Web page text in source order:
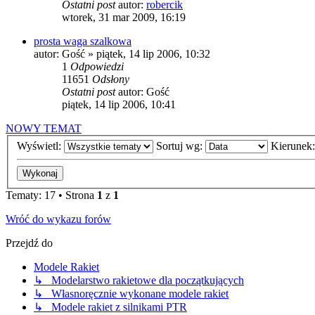
Ostatni postautor: robercik
wtorek, 31 mar 2009, 16:19
prosta waga szalkowa
autor: Gość » piątek, 14 lip 2006, 10:32
1 Odpowiedzi
11651 Odsłony
Ostatni postautor: Gość
piątek, 14 lip 2006, 10:41
NOWY TEMAT
Wyświetl:
Sortuj wg:
Tematy: 17 • Strona 1 z 1
Wróć do wykazu forów
Przejdź do
Modele Rakiet
↳ Modelarstwo rakietowe dla początkujących
↳ Własnoręcznie wykonane modele rakiet
↳ Modele rakiet z silnikami PTR